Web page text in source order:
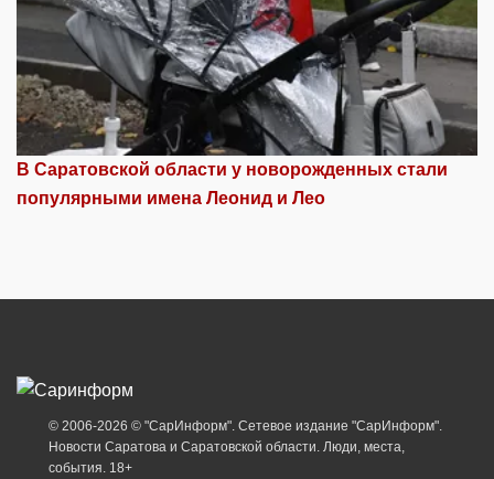
В Саратовской области у новорожденных стали
популярными имена Леонид и Лео
© 2006-2026 © "СарИнформ". Сетевое издание "СарИнформ".
Новости Саратова и Саратовской области. Люди, места,
события. 18+